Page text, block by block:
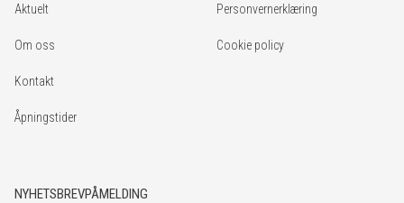
Aktuelt
Om oss
Kontakt
Åpningstider
Personvernerklæring
Cookie policy
NYHETSBREVPÅMELDING